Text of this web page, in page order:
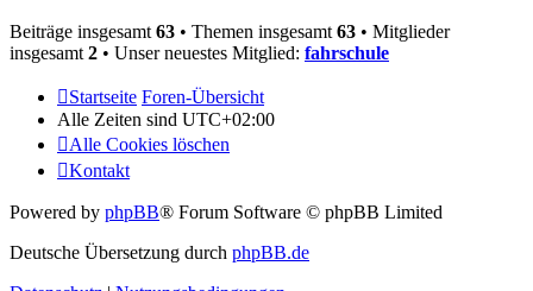
Beiträge insgesamt 63 • Themen insgesamt 63 • Mitglieder
insgesamt 2 • Unser neuestes Mitglied: fahrschule
Startseite Foren-Übersicht
Alle Zeiten sind UTC+02:00
Alle Cookies löschen
Kontakt
Powered by phpBB® Forum Software © phpBB Limited
Deutsche Übersetzung durch phpBB.de